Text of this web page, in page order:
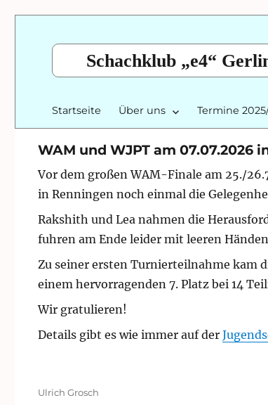
Schachklub „e4“
Startseite Über uns Termine
WAM und WJPT am 07.07.2026
Vor dem großen WAM-Finale am 25./
in Renningen noch einmal die
Rakshith und Lea nahmen die
fuhren am Ende leider mit leeren
Zu seiner ersten Turnierteilnahme kam
einem hervorragenden 7. Platz bei 14
Wir gratulieren!
Details gibt es wie immer auf der
Autor
Ulrich Grosch